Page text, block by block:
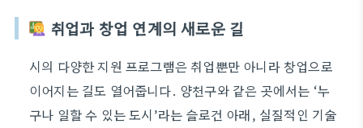
취업과 창업 연계의 새로운 길
시의 다양한 지원 프로그램은 취업뿐만 아니라 창업으로
이어지는 길도 열어줍니다. 양천구와 같은 곳에서는 ‘누
구나 일할 수 있는 도시’라는 슬로건 아래, 실질적인 기술